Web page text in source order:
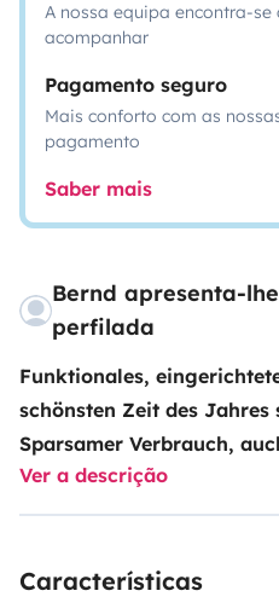
A nossa equipa encontra-
acompanhar
Pagamento seguro
Mais conforto com as
pagamento
Saber mais
Bernd apresenta-
perfilada
Funktionales,
schönsten Zeit des
Sparsamer Verbrauch,
normaler Fahrweise ;-)).
getrennte Schlafplätze
geeignet.Die Küche ist
Ver a descrição
Características